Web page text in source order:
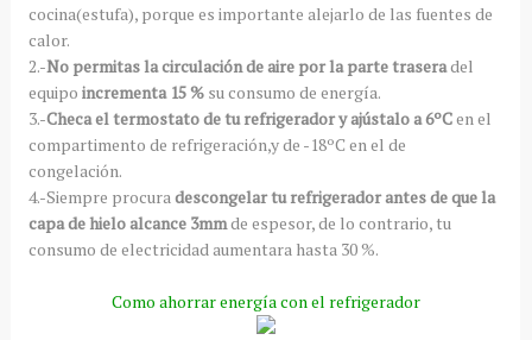
cocina(estufa), porque es importante alejarlo de las fuentes de
calor.
2.-No permitas la circulación de aire por la parte traseradel
equipo incrementa 15 %su consumo de energía.
3.-Checa el termostato de tu refrigerador y ajústalo a 6ºCen el
compartimento de refrigeración,y de -18ºC en el de
congelación.
4.-Siempre procuradescongelar tu refrigerador antes de que la
capa de hielo alcance 3mmde espesor, de lo contrario, tu
consumo de electricidad aumentara hasta 30 %.
Como ahorrar energía con el refrigerador